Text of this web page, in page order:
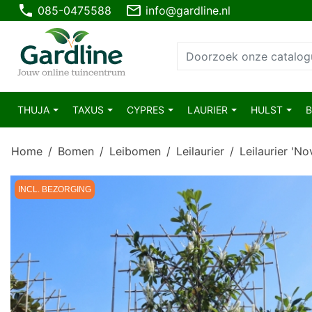
phone 085-0475588 mail_outline info@gardline.nl
THUJA TAXUS CYPRES LAURIER HULST
Home Bomen Leibomen Leilaurier Leilaurier
INCL. BEZORGING